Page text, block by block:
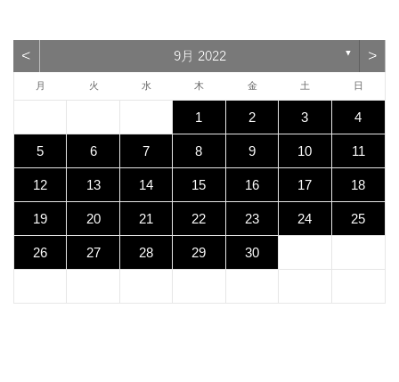
< 9月 2022 ▼ >
月 火 水 木 金 土 日
1 2 3 4
5 6 7 8 9 10 11
12 13 14 15 16 17 18
19 20 21 22 23 24 25
26 27 28 29 30